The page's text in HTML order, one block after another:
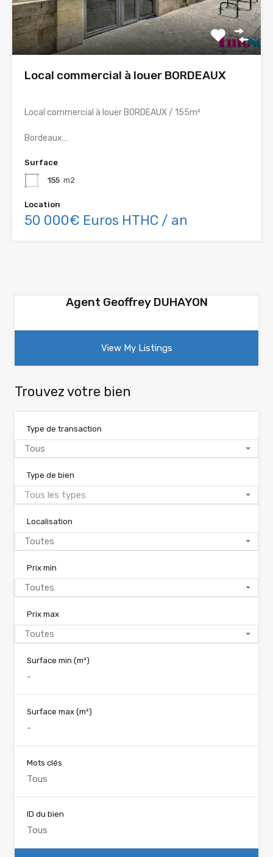
Local commercial à louer BORDEAUX
Local commercial à louer BORDEAUX / 155m²
Bordeaux…
Surface
155 m2
Location
50 000€ Euros HTHC / an
Agent Geoffrey DUHAYON
View My Listings
Trouvez votre bien
Type de transaction
Tous
Type de bien
Tous les types
Localisation
Toutes
Prix min
Toutes
Prix max
Toutes
Surface min (m²)
Surface max (m²)
Mots clés
ID du bien